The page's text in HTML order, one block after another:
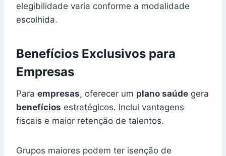
elegibilidade varia conforme a modalidade
escolhida.
Benefícios Exclusivos para
Empresas
Para empresas, oferecer um plano saúde gera
benefícios estratégicos. Inclui vantagens
fiscais e maior retenção de talentos.
Grupos maiores podem ter isenção de